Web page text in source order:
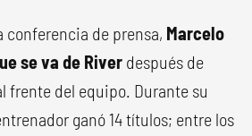
conferencia de prensa, Marcelo
se va de River después de
frente del equipo. Durante su
ganó 14 títulos; entre los